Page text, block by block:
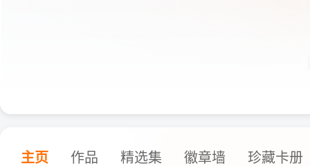
主页 作品 精选集 徽章墙 珍藏卡册